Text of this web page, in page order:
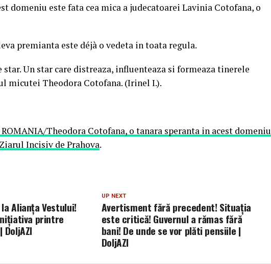
domeniu este fata cea mica a judecatoarei Lavinia Cotofana, o
premianta este déjà o vedeta in toata regula.
Un star care distreaza, influenteaza si formeaza tinerele
micutei Theodora Cotofana. (Irinel I.).
ROMANIA/Theodora Cotofana, o tanara speranta in acest domeniu
Ziarul Incisiv de Prahova.
UP NEXT
Avertisment fără precedent! Situația
este critică! Guvernul a rămas fără
bani! De unde se vor plăti pensiile |
DoljAZI
Alianța Vestului!
printre